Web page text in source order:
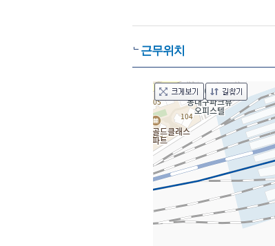
근무위치